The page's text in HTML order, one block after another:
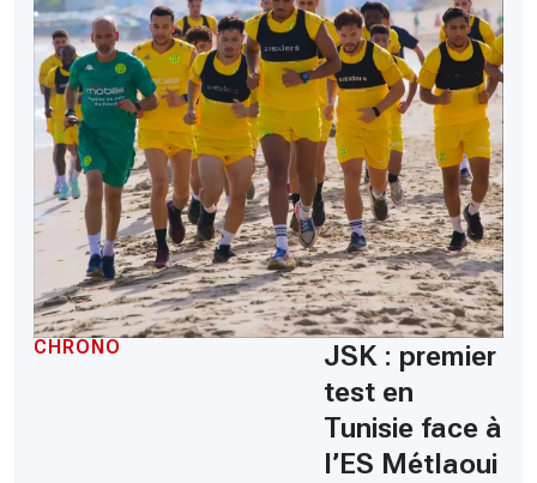
CHRONO
JSK : premier
test en
Tunisie face à
l’ES Métlaoui